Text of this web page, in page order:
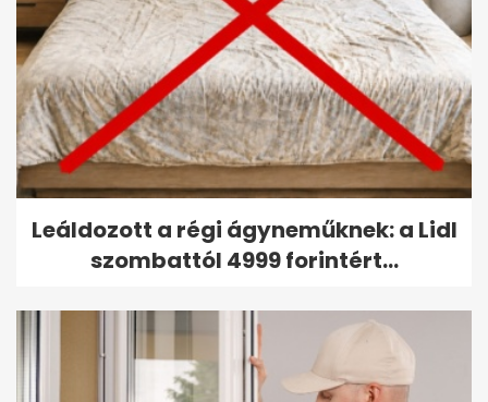
Leáldozott a régi ágyneműknek: a Lidl
szombattól 4999 forintért...